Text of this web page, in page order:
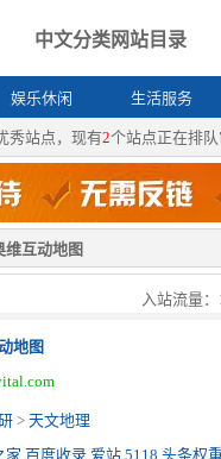
中文分类网站目录
娱乐休闲 生活服务
秀站点，现有2个站点正在排
维互动地图
入站流量
地图
> 天文地理
家 百度收录 爱站 5118 头条权